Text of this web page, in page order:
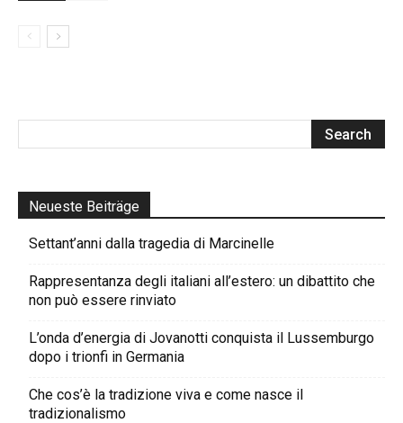
Neueste Beiträge
Settant’anni dalla tragedia di Marcinelle
Rappresentanza degli italiani all’estero: un dibattito che
non può essere rinviato
L’onda d’energia di Jovanotti conquista il Lussemburgo
dopo i trionfi in Germania
Che cos’è la tradizione viva e come nasce il
tradizionalismo